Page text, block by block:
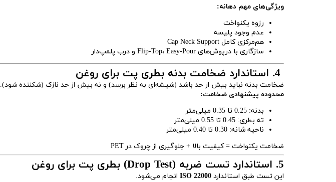
ویژگی‌های مهم دهانه:
رزوه یکنواخت
عدم وجود پلیسه
هم‌مرکزی کامل Cap Neck Support
سازگاری با درپوش‌های Flip-Top، Easy-Pour و درب پلمپ‌دار
4. استاندارد ضخامت بدنه بطری پت برای روغن
ضخامت بدنه نباید بیش از حد باشد (شیشه‌ای به نظر برسد) و نه بیش از حد نازک (شکننده شود).
محدوده پیشنهادی ضخامت:
بدنه: 0.25 تا 0.35 میلی‌متر
ته بطری: 0.45 تا 0.55 میلی‌متر
ناحیه شانه: 0.30 تا 0.40 میلی‌متر
ضخامت یکنواخت = کیفیت بالا + جلوگیری از چروک در PET
5. استاندارد تست ضربه (Drop Test) بطری پت برای روغن
این تست طبق استانداردISO 22000 انجام می‌شود.